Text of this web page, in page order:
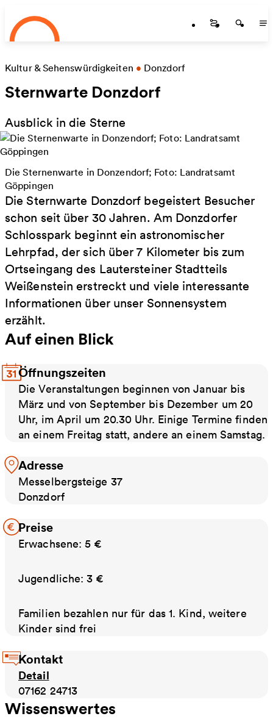
Zum Hauptinhalt springen
Startseite
Kultur & Sehenswürdigkeiten • Donzdorf
Sternwarte Donzdorf
Ausblick in die Sterne
Die Sternenwarte in Donzendorf; Foto: Landratsamt
Göppingen
Die Sternwarte Donzdorf begeistert Besucher
schon seit über 30 Jahren. Am Donzdorfer
Schlosspark beginnt ein astronomischer
Lehrpfad, der sich über 7 Kilometer bis zum
Ortseingang des Lautersteiner Stadtteils
Weißenstein erstreckt und viele interessante
Informationen über unser Sonnensystem
erzählt.
Auf einen Blick
Öffnungszeiten
Die Veranstaltungen beginnen von Januar bis
März und von September bis Dezember um 20
Uhr, im April um 20.30 Uhr. Einige Termine finden
an einem Freitag statt, andere an einem Samstag.
Adresse
Messelbergsteige 37
Donzdorf
Preise
Erwachsene: 5 €
Jugendliche: 3 €
Familien bezahlen nur für das 1. Kind, weitere
Kinder sind frei
Kontakt
Detail
07162 24713
Wissenswertes